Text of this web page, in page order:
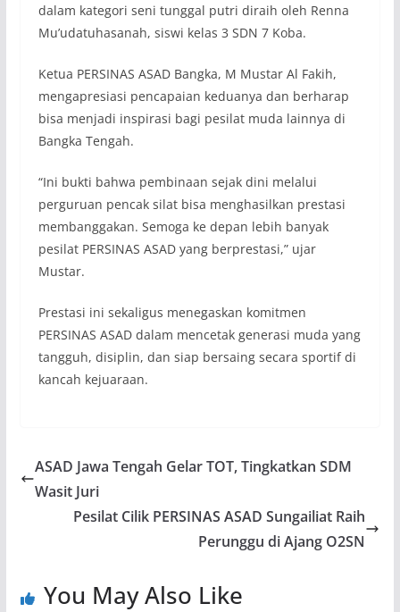
dalam kategori seni tunggal putri diraih oleh Renna
Mu’udatuhasanah, siswi kelas 3 SDN 7 Koba.
Ketua PERSINAS ASAD Bangka, M Mustar Al Fakih,
mengapresiasi pencapaian keduanya dan berharap
bisa menjadi inspirasi bagi pesilat muda lainnya di
Bangka Tengah.
“Ini bukti bahwa pembinaan sejak dini melalui
perguruan pencak silat bisa menghasilkan prestasi
membanggakan. Semoga ke depan lebih banyak
pesilat PERSINAS ASAD yang berprestasi,” ujar
Mustar.
Prestasi ini sekaligus menegaskan komitmen
PERSINAS ASAD dalam mencetak generasi muda yang
tangguh, disiplin, dan siap bersaing secara sportif di
kancah kejuaraan.
ASAD Jawa Tengah Gelar TOT, Tingkatkan SDM
Wasit Juri
Pesilat Cilik PERSINAS ASAD Sungailiat Raih
Perunggu di Ajang O2SN
You May Also Like